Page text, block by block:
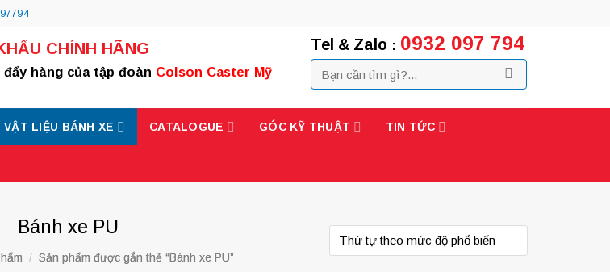
CHÍNH HÃNG
hàng của tập đoàn Colson Caster Mỹ
Tel & Zalo : 0932 097 794
VẬT LIỆU BÁNH XE CATALOGUE GÓC KỸ THUẬT TIN TỨC
Bánh xe PU
/ Sản phẩm được gắn thẻ “Bánh xe PU”